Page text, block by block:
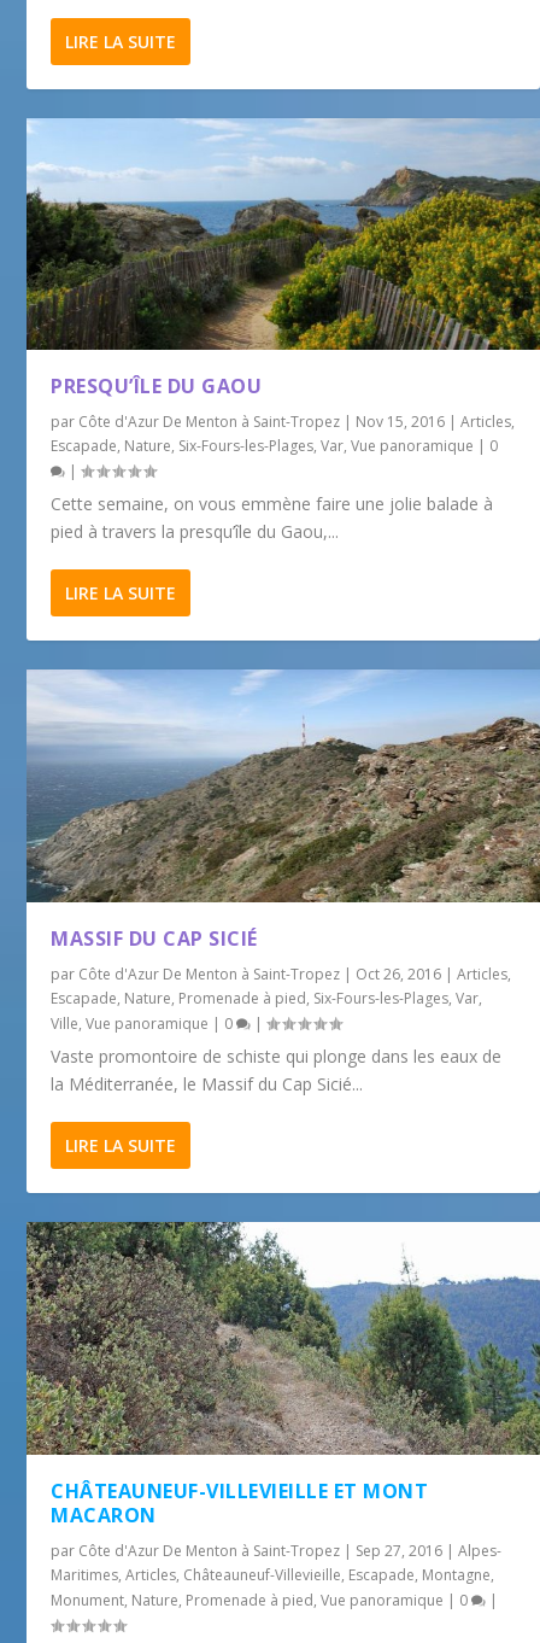
LIRE LA SUITE
PRESQU’ÎLE DU GAOU
par Côte d'Azur De Menton à Saint-Tropez | Nov 15, 2016 |Articles,
Escapade, Nature, Six-Fours-les-Plages,Var,Vue panoramique | 0
|
Cette semaine, on vous emmène faire une jolie balade à
pied à travers la presqu’île du Gaou,...
LIRE LA SUITE
MASSIF DU CAP SICIÉ
par Côte d'Azur De Menton à Saint-Tropez | Oct 26, 2016 |Articles,
Escapade, Nature, Promenade à pied, Six-Fours-les-Plages,Var,
Ville,Vue panoramique | 0 |
Vaste promontoire de schiste qui plonge dans les eaux de
la Méditerranée, le Massif du Cap Sicié...
LIRE LA SUITE
CHÂTEAUNEUF-VILLEVIEILLE ET MONT
MACARON
par Côte d'Azur De Menton à Saint-Tropez | Sep 27, 2016 |Alpes-
Maritimes,Articles, Châteauneuf-Villevieille, Escapade, Montagne,
Monument, Nature, Promenade à pied,Vue panoramique | 0 |